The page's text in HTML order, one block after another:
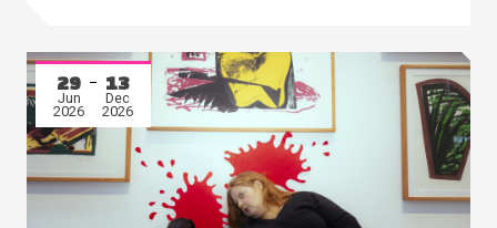
29
Jun
2026
13
Dec
2026